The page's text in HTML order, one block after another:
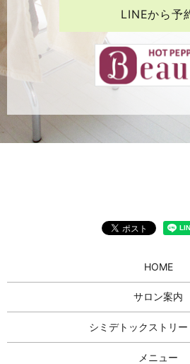
LINEから予
HOME
サロン案内
シミデトックストリー
メニュー